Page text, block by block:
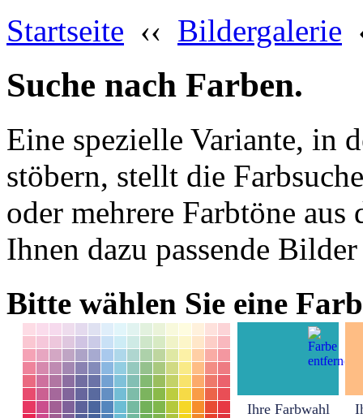
Startseite ‹‹ Bildergalerie
Suche nach Farben.
Eine spezielle Variante, in
stöbern, stellt die
oder mehrere Farbtöne
Ihnen dazu passende
Bitte wählen Sie eine
Ihre Farbwahl